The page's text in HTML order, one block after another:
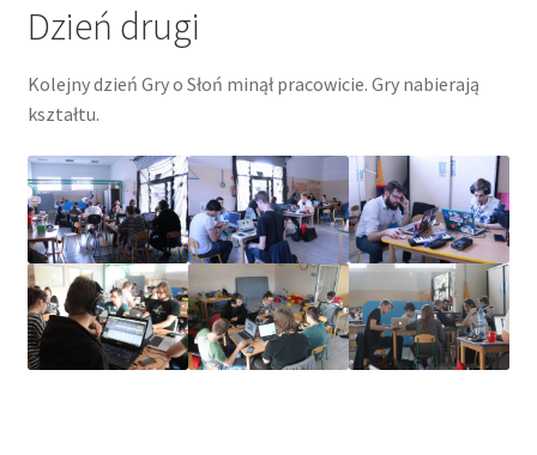
Dzień drugi
Kolejny dzień Gry o Słoń minął pracowicie. Gry nabierają
kształtu.